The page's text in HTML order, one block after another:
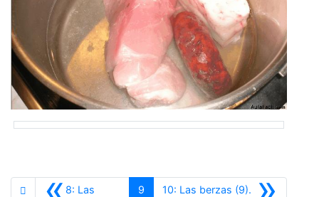
8: Las
9
10: Las berzas (9).